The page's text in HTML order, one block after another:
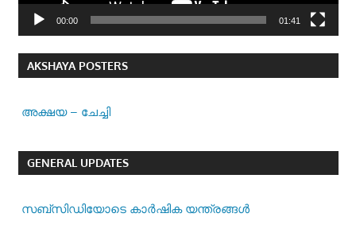
00:00 01:41
AKSHAYA POSTERS
അക്ഷയ – ചേച്ചി
GENERAL UPDATES
സബ്സിഡിയോടെ കാർഷിക യന്ത്രങ്ങൾ